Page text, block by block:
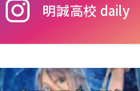
明誠高校 daily